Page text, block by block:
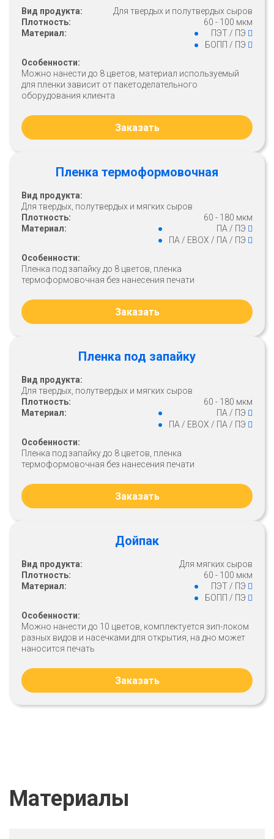
Вид продукта:
Для твердых и полутвердых сыров
Плотность:
60 - 100 мкм
Материал:
ПЭТ / ПЭ
БОПП / ПЭ
Особенности:
Можно нанести до 8 цветов, материал используемый
для пленки зависит от пакетоделательного
оборудования клиента
Заказать
Пленка термоформовочная
Вид продукта:
Для твердых, полутвердых и мягких сыров
Плотность:
60 - 180 мкм
Материал:
ПА / ПЭ
ПА / ЕВОХ / ПА / ПЭ
Особенности:
Пленка под запайку до 8 цветов, пленка
термоформовочная без нанесения печати
Заказать
Пленка под запайку
Вид продукта:
Для твердых, полутвердых и мягких сыров
Плотность:
60 - 180 мкм
Материал:
ПА / ПЭ
ПА / ЕВОХ / ПА / ПЭ
Особенности:
Пленка под запайку до 8 цветов, пленка
термоформовочная без нанесения печати
Заказать
Дойпак
Вид продукта:
Для мягких сыров
Плотность:
60 - 100 мкм
Материал:
ПЭТ / ПЭ
БОПП / ПЭ
Особенности:
Можно нанести до 10 цветов, комплектуется зип-локом
разных видов и насечками для открытия, на дно может
наносится печать
Заказать
Материалы